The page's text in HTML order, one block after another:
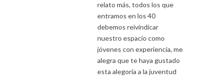
relato más, todos los que
entramos en los 40
debemos reivindicar
nuestro espacio como
jóvenes con experiencia, me
alegra que te haya gustado
esta alegoría a la juventud